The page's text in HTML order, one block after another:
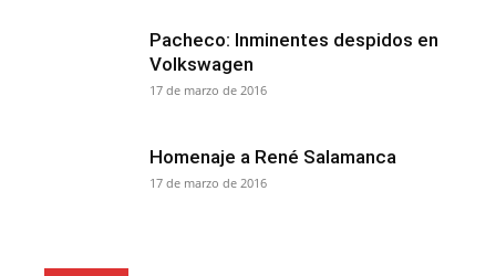
Pacheco: Inminentes despidos en
Volkswagen
17 de marzo de 2016
Homenaje a René Salamanca
17 de marzo de 2016